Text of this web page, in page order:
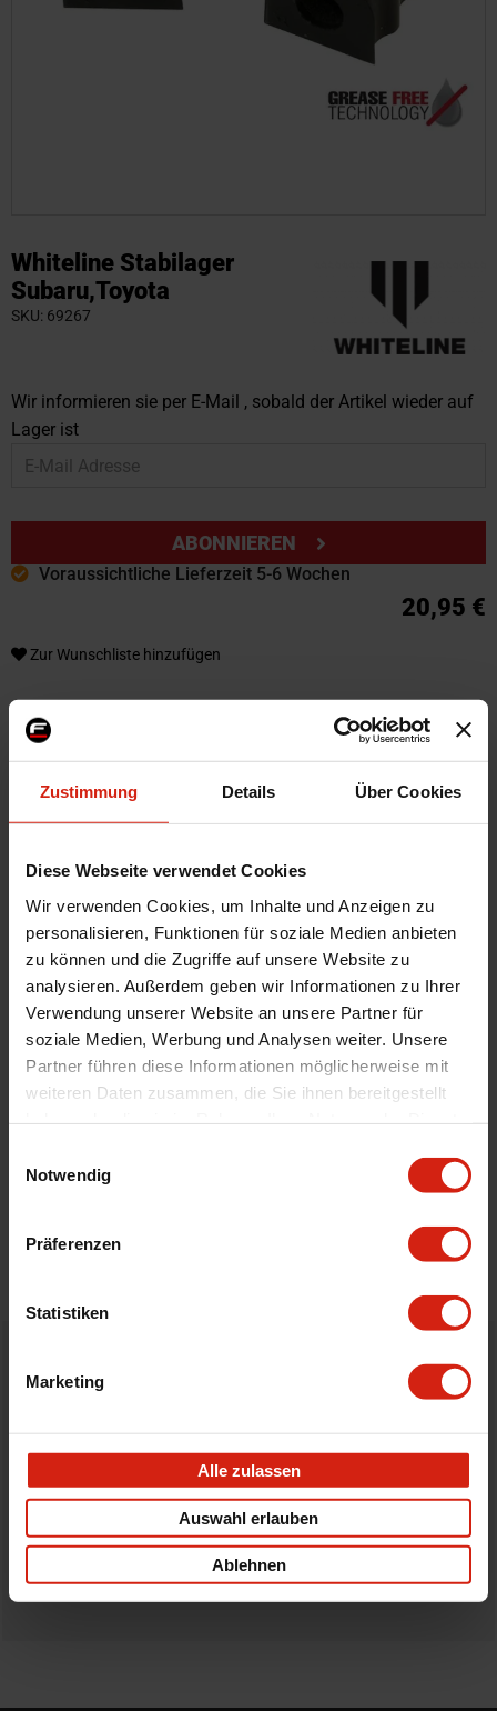
Zustimmung Details Über Cookies
Diese Webseite verwendet Cookies
Wir verwenden Cookies, um Inhalte und Anzeigen zu
personalisieren, Funktionen für soziale Medien anbieten
zu können und die Zugriffe auf unsere Website zu
analysieren. Außerdem geben wir Informationen zu Ihrer
Verwendung unserer Website an unsere Partner für
soziale Medien, Werbung und Analysen weiter. Unsere
Partner führen diese Informationen möglicherweise mit
weiteren Daten zusammen, die Sie ihnen bereitgestellt
Notwendig
Präferenzen
Statistiken
Marketing
Alle zulassen
Auswahl erlauben
Ablehnen
Whiteline Stabilager
Subaru,Toyota
SKU 69267
Wir informieren sie per E-Mail , sobald der Artikel wieder auf
Lager ist
ABONNIEREN
Voraussichtliche Lieferzeit 5-6 Wochen
20,95 €
Zur Wunschliste hinzufügen
Anfang
der
Bildgalerie
Weitere Informationen
Weitere
SKU
69267
Marke
Whiteline
Herstellercode
WL W040520G
Montagematerial
Menge
Satz von 2
Automarkenname
Subaru,Toyota
Universal
Nein
Geeignet Für
verschickt am selben Tag
Nicht zufrieden?
Du hast immer eine 14-tägige Rückgabefrist um deine
Bestellung zurück zu geben.
Professioneller Rat nötig?
Starte einen Livechat oder sende eine Email an